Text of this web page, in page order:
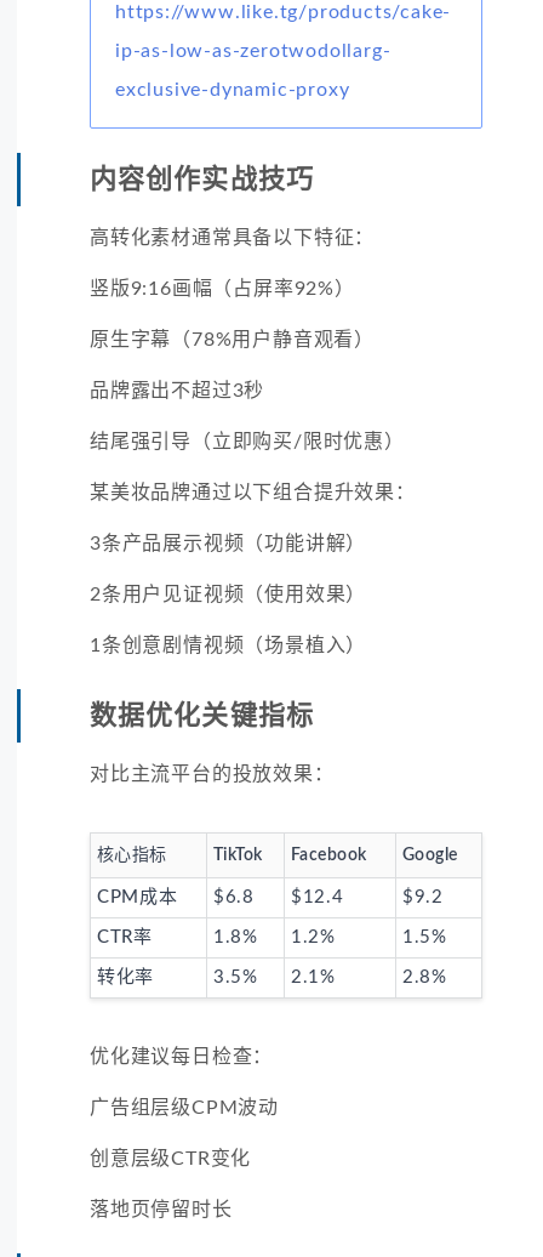
https://www.like.tg/products/cake-
ip-as-low-as-zerotwodollarg-
exclusive-dynamic-proxy
内容创作实战技巧
高转化素材通常具备以下特征：
竖版9:16画幅（占屏率92%）
原生字幕（78%用户静音观看）
品牌露出不超过3秒
结尾强引导（立即购买/限时优惠）
某美妆品牌通过以下组合提升效果：
3条产品展示视频（功能讲解）
2条用户见证视频（使用效果）
1条创意剧情视频（场景植入）
数据优化关键指标
对比主流平台的投放效果：
核心指标 TikTok Facebook Google
CPM成本 $6.8 $12.4 $9.2
CTR率 1.8% 1.2% 1.5%
转化率 3.5% 2.1% 2.8%
优化建议每日检查：
广告组层级CPM波动
创意层级CTR变化
落地页停留时长